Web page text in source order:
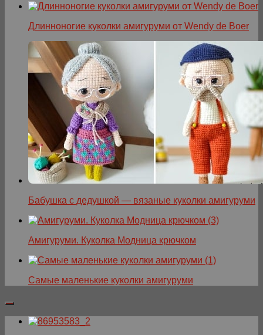
Длинноногие куколки амигуруми от Wendy de Boer
Бабушка с дедушкой — вязаные куколки амигуруми
Амигуруми. Куколка Модница крючком
Самые маленькие куколки амигуруми